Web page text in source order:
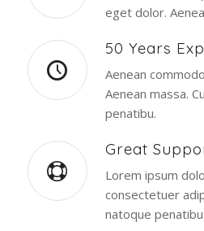
eget dolor.
50 Years
Aenean
Aenean massa.
penatibu.
Great
Lorem ipsum
consectetuer
natoque penatibu.